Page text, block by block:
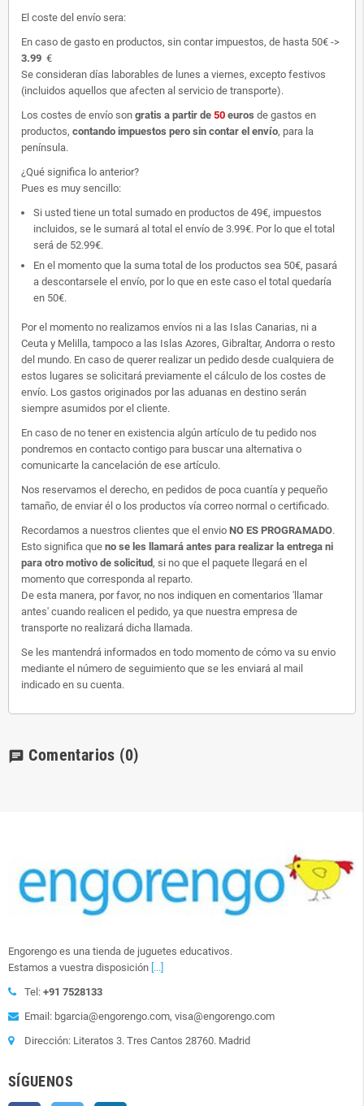
El coste del envío sera:
En caso de gasto en productos, sin contar impuestos, de hasta 50€ ->
3.99 €
Se consideran días laborables de lunes a viernes, excepto festivos
(incluidos aquellos que afecten al servicio de transporte).
Los costes de envío son gratis a partir de 50 euros de gastos en
productos, contando impuestos pero sin contar el envío, para la
península.
¿Qué significa lo anterior?
Pues es muy sencillo:
Si usted tiene un total sumado en productos de 49€, impuestos
incluidos, se le sumará al total el envío de 3.99€. Por lo que el total
será de 52.99€.
En el momento que la suma total de los productos sea 50€, pasará
a descontarsele el envío, por lo que en este caso el total quedaría
en 50€.
Por el momento no realizamos envíos ni a las Islas Canarias, ni a
Ceuta y Melilla, tampoco a las Islas Azores, Gibraltar, Andorra o resto
del mundo. En caso de querer realizar un pedido desde cualquiera de
estos lugares se solicitará previamente el cálculo de los costes de
envío. Los gastos originados por las aduanas en destino serán
siempre asumidos por el cliente.
En caso de no tener en existencia algún artículo de tu pedido nos
pondremos en contacto contigo para buscar una alternativa o
comunicarte la cancelación de ese artículo.
Nos reservamos el derecho, en pedidos de poca cuantía y pequeño
tamaño, de enviar él o los productos vía correo normal o certificado.
Recordamos a nuestros clientes que el envio NO ES PROGRAMADO.
Esto significa que no se les llamará antes para realizar la entrega ni
para otro motivo de solicitud, si no que el paquete llegará en el
momento que corresponda al reparto.
De esta manera, por favor, no nos indiquen en comentarios 'llamar
antes' cuando realicen el pedido, ya que nuestra empresa de
transporte no realizará dicha llamada.
Se les mantendrá informados en todo momento de cómo va su envio
mediante el número de seguimiento que se les enviará al mail
indicado en su cuenta.
chat Comentarios (0)
Engorengo es una tienda de juguetes educativos.
Estamos a vuestra disposición [...]
Tel: +91 7528133
Email: bgarcia@engorengo.com, visa@engorengo.com
Dirección: Literatos 3. Tres Cantos 28760. Madrid
SÍGUENOS